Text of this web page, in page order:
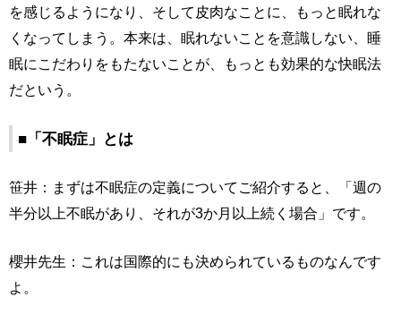
を感じるようになり、そして皮肉なことに、もっと眠れな
くなってしまう。本来は、眠れないことを意識しない、睡
眠にこだわりをもたないことが、もっとも効果的な快眠法
だという。
■「不眠症」とは
笹井：まずは不眠症の定義についてご紹介すると、「週の
半分以上不眠があり、それが3か月以上続く場合」です。
櫻井先生：これは国際的にも決められているものなんです
よ。